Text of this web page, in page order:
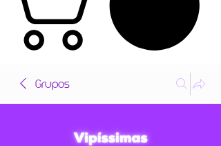
Grupos